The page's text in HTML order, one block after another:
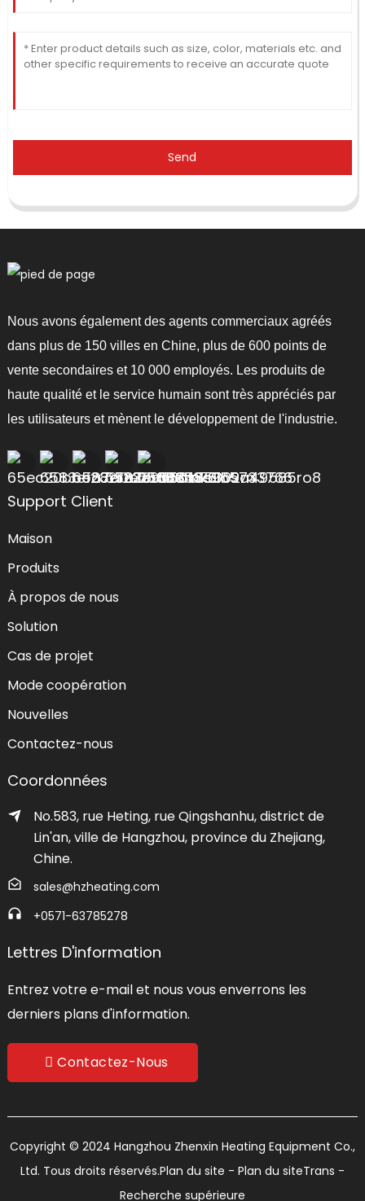
Send
Nous avons également des agents commerciaux agréés
dans plus de 150 villes en Chine, plus de 600 points de
vente secondaires et 10 000 employés. Les produits de
haute qualité et le service humain sont très appréciés par
les utilisateurs et mènent le développement de l'industrie.
Support Client
Maison
Produits
À propos de nous
Solution
Cas de projet
Mode coopération
Nouvelles
Contactez-nous
Coordonnées
No.583, rue Heting, rue Qingshanhu, district de
Lin'an, ville de Hangzhou, province du Zhejiang,
Chine.
sales@hzheating.com
+0571-63785278
Lettres D'information
Entrez votre e-mail et nous vous enverrons les
derniers plans d'information.
Contactez-Nous
Copyright © 2024 Hangzhou Zhenxin Heating Equipment Co.,
Ltd. Tous droits réservés.Plan du site - Plan du siteTrans -
Recherche supérieure